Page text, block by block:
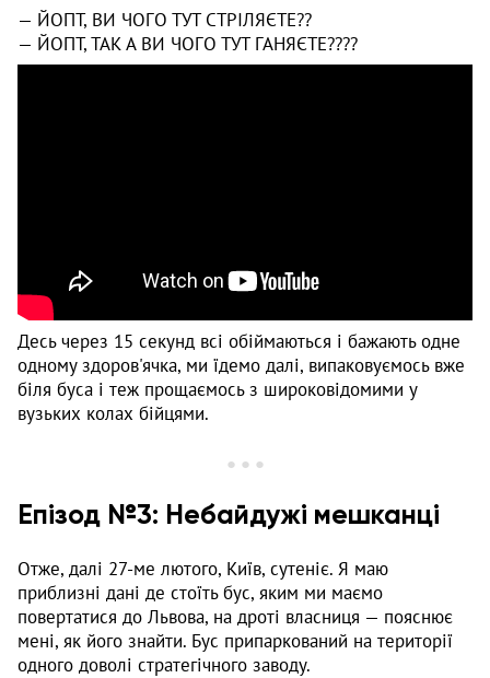
— ЙОПТ, ВИ ЧОГО ТУТ СТРІЛЯЄТЕ??
— ЙОПТ, ТАК А ВИ ЧОГО ТУТ ГАНЯЄТЕ????
Десь через 15 секунд всі обіймаються і бажають одне
одному здоров'ячка, ми їдемо далі, випаковуємось вже
біля буса і теж прощаємось з широковідомими у
вузьких колах бійцями.
Епізод №3: Небайдужі мешканці
Отже, далі 27-ме лютого, Київ, сутеніє. Я маю
приблизні дані де стоїть бус, яким ми маємо
повертатися до Львова, на дроті власниця — пояснює
мені, як його знайти. Бус припаркований на території
одного доволі стратегічного заводу.